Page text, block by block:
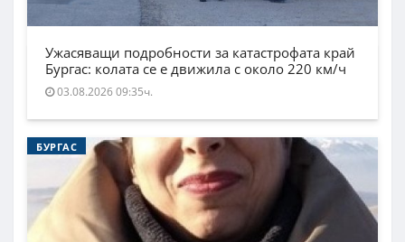
Ужасяващи подробности за катастрофата край
Бургас: колата се е движила с около 220 км/ч
03.08.2026 09:35ч.
БУРГАС